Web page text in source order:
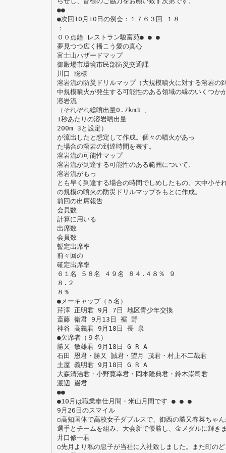
●●
●次回10月10日の例会：１７６３回 １８
：
００点鐘 レストラン駿富苑● ● ●
夢見つつ広く播こう愛の真心
富士山ハザードマップ
御殿場市環境市民部防災交通課
川口 聡様
溶岩流の防災ドリルマップ（大規模噴火に対する溶岩の到
中規模噴火が発生する可能性のある領域の縁のいくつか
溶岩流
（それぞれ総噴出量0.7km3 、
1秒あたりの溶岩噴出量
200m 3と設定）
が流出したと想定して作成。個々の噴火があっ
た場合の溶岩の到達時間を表す。
溶岩流の可能性マップ
溶岩流が到達する可能性のある範囲について、
溶岩流がもっ
とも早く到達する場合の時間でしめしたもの。大中小そ
の規模の噴火の防災ドリルマップをもとに作成。
前回の出席報告
会員数
計算に用いる
出席数
会員数
暫定出席率
前々回の
確定出席率
６１名 ５８名 ４９名 ８４.４８％ ９
８.２
８％
●メーキャップ（５名）
芹澤 正明君 9月 7日 地区青少年交換
斎藤 衛君 9月13日 裾 野
神谷 高義君 9月18日 長 泉
●欠席者（９名）
勝又 敏雄君 9月18日 G R A
石田 恩君・勝又 誠君・望月 茂君・村上不二哉君
土屋 義明君 9月18日 G R A
大森清治君・小野寛幸君・岡本隆典君・鈴木崇司君
渡辺 巌君
●●
●10月は職業奉仕月間・米山月間です ● ● ●
9月26日のスマイル
○高知国体で高校女子ダブルスで、御西の勝又春菜ちゃ
選手とチームを組み、大会新で優勝し、金メダルに輝きま
井口修一君
○先月より私の息子が当社に入社致しました。また町のど